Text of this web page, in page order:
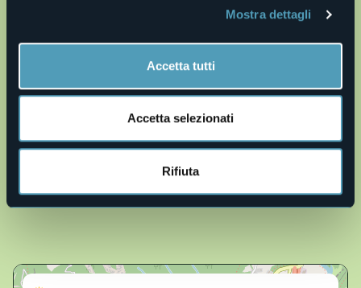
Mostra dettagli
Accetta tutti
Accetta selezionati
Rifiuta
collega comodamente il capoluogo domese all’Oberland
natura alpinawww.bls.ch.